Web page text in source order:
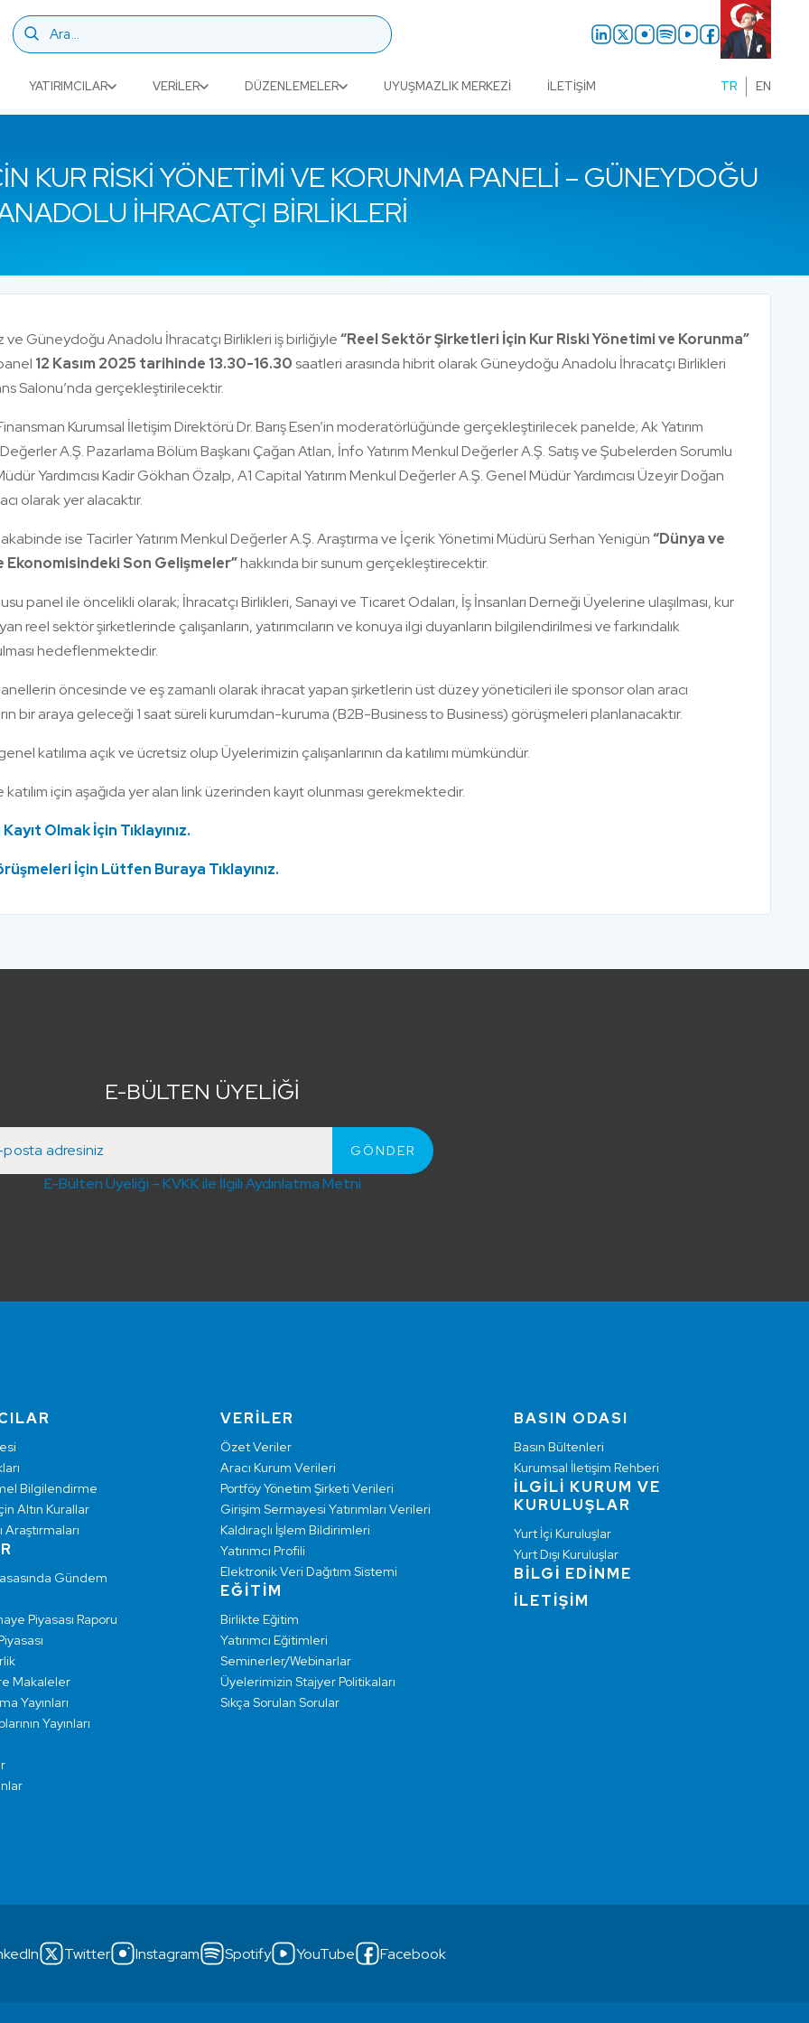
YATIRIMCILAR VERILER DÜZENLEMELER UYUŞMAZLIK MERKEZI İLETIŞIM TR EN
KUR RISKI YÖNETIMI VE KORUNMA PANELI – GÜNEYDOĞU
İHRACATÇI BIRLIKLERI
ve Güneydoğu Anadolu İhracatçı Birlikleri iş birliğiyle“Reel Sektör Şirketleri İçin Kur Riski Yönetimi ve Korunma”
12 Kasım 2025 tarihinde 13.30-16.30saatleri arasında hibrit olarak Güneydoğu Anadolu İhracatçı Birlikleri
Salonu’nda gerçekleştirilecektir.
Finansman Kurumsal İletişim Direktörü Dr. Barış Esen’in moderatörlüğünde gerçekleştirilecek panelde; Ak Yatırım
A.Ş. Pazarlama Bölüm Başkanı Çağan Atlan, İnfo Yatırım Menkul Değerler A.Ş. Satış ve Şubelerden Sorumlu
Yardımcısı Kadir Gökhan Özalp, A1 Capital Yatırım Menkul Değerler A.Ş. Genel Müdür Yardımcısı Üzeyir Doğan
olarak yer alacaktır.
ise Tacirler Yatırım Menkul Değerler A.Ş. Araştırma ve İçerik Yönetimi Müdürü Serhan Yenigün“Dünya ve
Ekonomisindeki Son Gelişmeler”hakkında bir sunum gerçekleştirecektir.
panel ile öncelikli olarak; İhracatçı Birlikleri, Sanayi ve Ticaret Odaları, İş İnsanları Derneği Üyelerine ulaşılması, kur
reel sektör şirketlerinde çalışanların, yatırımcıların ve konuya ilgi duyanların bilgilendirilmesi ve farkındalık
hedeflenmektedir.
öncesinde ve eş zamanlı olarak ihracat yapan şirketlerin üst düzey yöneticileri ile sponsor olan aracı
bir araya geleceği 1 saat süreli kurumdan-kuruma (B2B-Business to Business) görüşmeleri planlanacaktır.
katılıma açık ve ücretsiz olup Üyelerimizin çalışanlarının da katılımı mümkündür.
katılım için aşağıda yer alan link üzerinden kayıt olunması gerekmektedir.
Olmak İçin Tıklayınız.
İçin Lütfen Buraya Tıklayınız.
E-BÜLTEN ÜYELİĞİ
E-Bülten Üyeliği – KVKK ile İlgili Aydınlatma Metni
Bilgilendirme
Altın Kurallar
Araştırmaları
Gündem
Piyasası Raporu
Makaleler
Yayınları
Yayınları
VERİLER
Özet Veriler
Aracı Kurum Verileri
Portföy Yönetim Şirketi Verileri
Girişim Sermayesi Yatırımları Verileri
Kaldıraçlı İşlem Bildirimleri
Yatırımcı Profili
Elektronik Veri Dağıtım Sistemi
EĞİTİM
Birlikte Eğitim
Yatırımcı Eğitimleri
Seminerler/Webinarlar
Üyelerimizin Stajyer Politikaları
Sıkça Sorulan Sorular
BASIN ODASI
Basın Bültenleri
Kurumsal İletişim Rehberi
İLGİLİ KURUM VE
KURULUŞLAR
Yurt İçi Kuruluşlar
Yurt Dışı Kuruluşlar
BİLGİ EDİNME
İLETİŞİM
Twitter Instagram Spotify YouTube Facebook